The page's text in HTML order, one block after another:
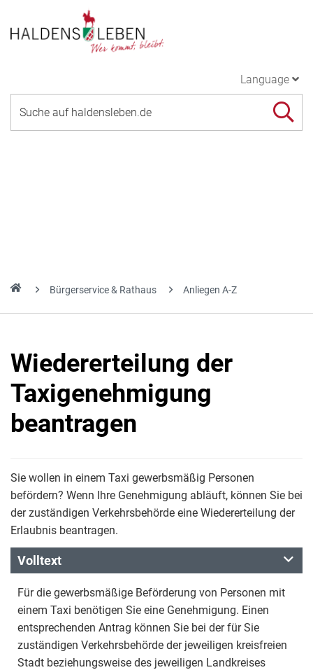
Language
Bürgerservice & Rathaus Anliegen A-Z
Wiedererteilung der
Taxigenehmigung
beantragen
Sie wollen in einem Taxi gewerbsmäßig Personen
befördern? Wenn Ihre Genehmigung abläuft, können Sie bei
der zuständigen Verkehrsbehörde eine Wiedererteilung der
Erlaubnis beantragen.
Volltext
Für die gewerbsmäßige Beförderung von Personen mit
einem Taxi benötigen Sie eine Genehmigung. Einen
entsprechenden Antrag können Sie bei der für Sie
zuständigen Verkehrsbehörde der jeweiligen kreisfreien
Stadt beziehungsweise des jeweiligen Landkreises